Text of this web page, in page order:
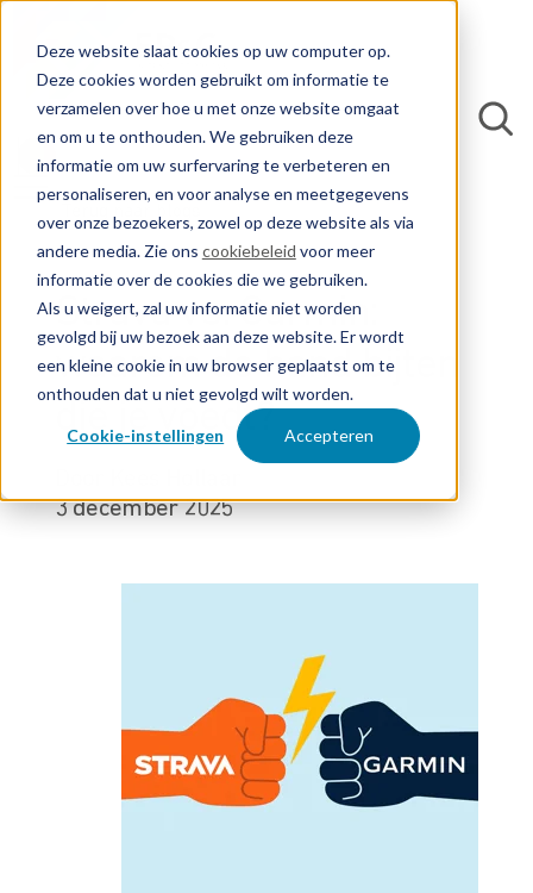
Deze website slaat cookies op uw computer op.
Deze cookies worden gebruikt om informatie te
verzamelen over hoe u met onze website omgaat
en om u te onthouden. We gebruiken deze
informatie om uw surfervaring te verbeteren en
personaliseren, en voor analyse en meetgegevens
over onze bezoekers, zowel op deze website als via
andere media. Zie ons cookiebeleid voor meer
informatie over de cookies die we gebruiken.
Als u weigert, zal uw informatie niet worden
gevolgd bij uw bezoek aan deze website. Er wordt
een kleine cookie in uw browser geplaatst om te
onthouden dat u niet gevolgd wilt worden.
Cookie-instellingen Accepteren
Strava vs. Garmin:
waarom de hand bijten
die je voedt?
3 december 2025